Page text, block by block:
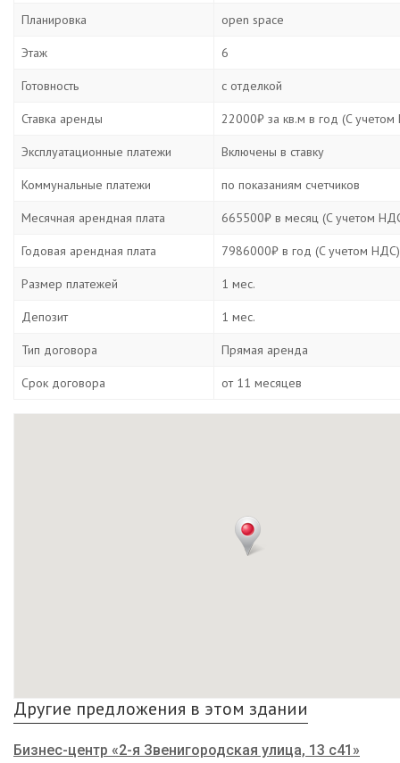
Планировка open space
Этаж 6
Готовность с отделкой
Ставка аренды 22000₽ за кв.м в год (C
Эксплуатационные платежи Включены в ставку
Коммунальные платежи по показаниям счетчиков
Месячная арендная плата 665500₽ в месяц (C учетом
Годовая арендная плата 7986000₽ в год (C учетом НДС)
Размер платежей 1 мес.
Депозит 1 мес.
Тип договора Прямая аренда
Срок договора от 11 месяцев
Другие предложения в этом здании
Бизнес-центр «2-я Звенигородская улица, 13 с41»